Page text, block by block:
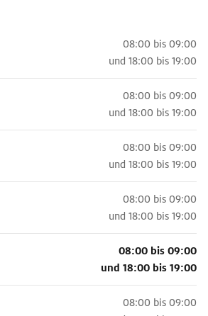
08:00 bis 09:00
und 18:00 bis 19:00
08:00 bis 09:00
und 18:00 bis 19:00
08:00 bis 09:00
und 18:00 bis 19:00
08:00 bis 09:00
und 18:00 bis 19:00
08:00 bis 09:00
und 18:00 bis 19:00
08:00 bis 09:00